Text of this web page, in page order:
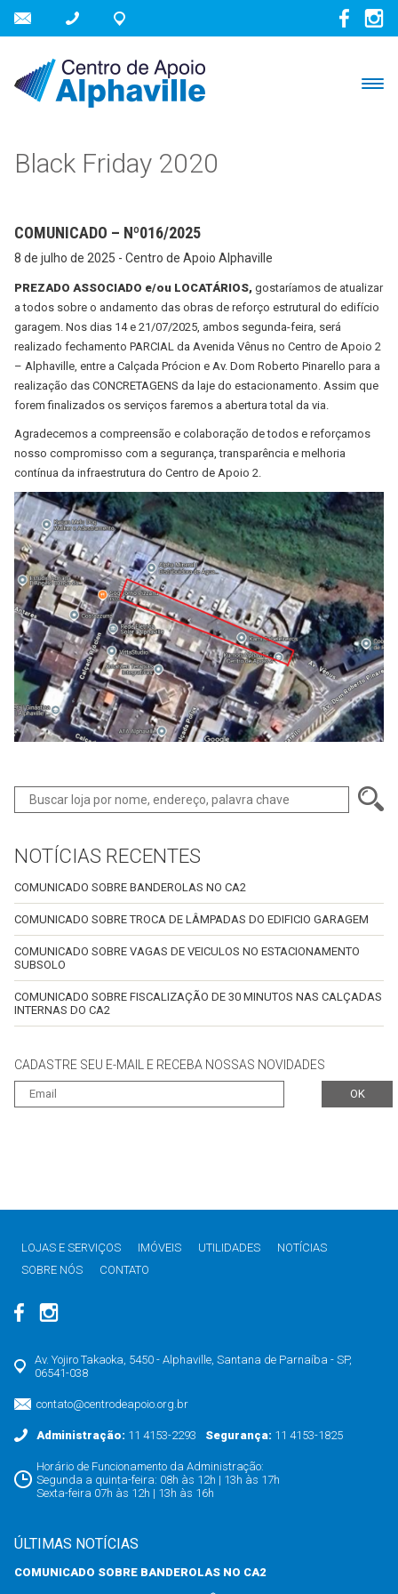
Black Friday 2020
COMUNICADO – Nº016/2025
8 de julho de 2025 - Centro de Apoio Alphaville
PREZADO ASSOCIADO e/ou LOCATÁRIOS, gostaríamos de atualizar
a todos sobre o andamento das obras de reforço estrutural do edifício
garagem. Nos dias 14 e 21/07/2025, ambos segunda-feira, será
realizado fechamento PARCIAL da Avenida Vênus no Centro de Apoio 2
– Alphaville, entre a Calçada Prócion e Av. Dom Roberto Pinarello para a
realização das CONCRETAGENS da laje do estacionamento. Assim que
forem finalizados os serviços faremos a abertura total da via.
Agradecemos a compreensão e colaboração de todos e reforçamos
nosso compromisso com a segurança, transparência e melhoria
contínua da infraestrutura do Centro de Apoio 2.
NOTÍCIAS RECENTES
COMUNICADO SOBRE BANDEROLAS NO CA2
COMUNICADO SOBRE TROCA DE LÂMPADAS DO EDIFICIO GARAGEM
COMUNICADO SOBRE VAGAS DE VEICULOS NO ESTACIONAMENTO
SUBSOLO
COMUNICADO SOBRE FISCALIZAÇÃO DE 30 MINUTOS NAS CALÇADAS
INTERNAS DO CA2
CADASTRE SEU E-MAIL E RECEBA NOSSAS NOVIDADES
LOJAS E SERVIÇOS IMÓVEIS UTILIDADES
NOTÍCIAS
SOBRE NÓS
CONTATO
Av. Yojiro Takaoka, 5450 - Alphaville, Santana de Parnaíba - SP,
06541-038
contato@centrodeapoio.org.br
Administração: 11 4153-2293 Segurança: 11 4153-1825
Horário de Funcionamento da Administração:
Segunda a quinta-feira: 08h às 12h | 13h às 17h
Sexta-feira 07h às 12h | 13h às 16h
ÚLTIMAS NOTÍCIAS
COMUNICADO SOBRE BANDEROLAS NO CA2